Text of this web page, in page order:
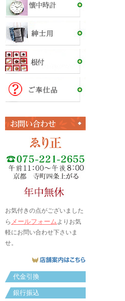
お気付きの点がございました
ら メールフォームよりお気
軽にお問い合わせ下さいま
せ。
代金引換
銀行振込